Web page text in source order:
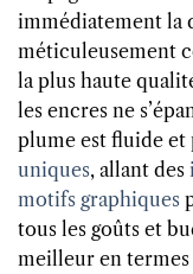
immédiatement la
méticuleusement
la plus haute
les encres ne
plume est fluide et
uniques, allant des
motifs graphiques
tous les goûts et
meilleur en termes